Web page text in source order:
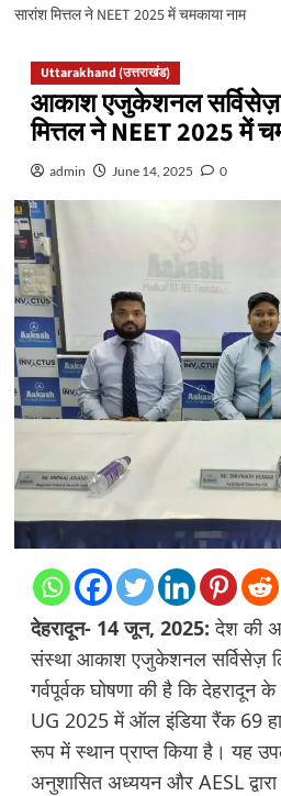
सारांश मित्तल ने NEET 2025 में चमकाया नाम
Uttarakhand (उत्तराखंड)
आकाश एजुकेशनल सर्विसेज़
मित्तल ने NEET 2025 में
admin June 14, 2025 0
देहरादून- 14 जून, 2025: देश की
संस्था आकाश एजुकेशनल सर्विसेज़
गर्वपूर्वक घोषणा की है कि देहरादून
UG 2025 में ऑल इंडिया रैंक 69
रूप में स्थान प्राप्त किया है। यह
अनुशासित अध्ययन और AESL